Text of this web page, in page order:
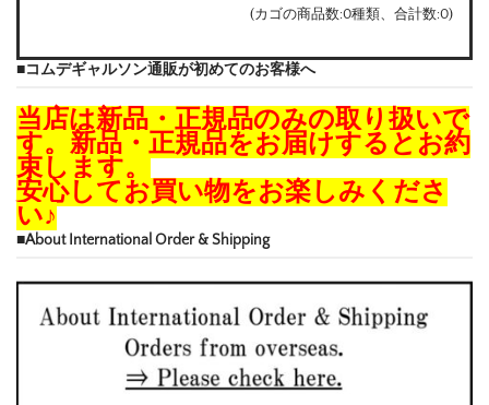
(カゴの商品数:0種類、合計数:0)
■コムデギャルソン通販が初めてのお客様へ
当店は新品・正規品のみの取り扱いで
す。新品・正規品をお届けするとお約
束します。
安心してお買い物をお楽しみくださ
い♪
■About International Order & Shipping